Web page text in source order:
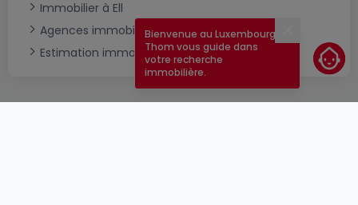
Immobilier à Ell
Agences immobilières à Ell
Estimation immobilière
Fermer
Bienvenue au Luxembourg !
Thom vous guide dans
votre recherche
immobilière.